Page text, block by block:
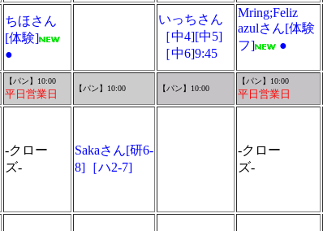
ちほさん
[体験]
●
いっちさん
［中4][中5]
［中6]9:45
Mring;Feliz
azulさん[体験
フ]
●
【パン】10:00
平日営業日 【パン】10:00 【パン】10:00
【パン】10:00
平日営業日
-クロー
ズ-
Sakaさん[研6-
8]［ハ2-7]
-クロー
ズ-